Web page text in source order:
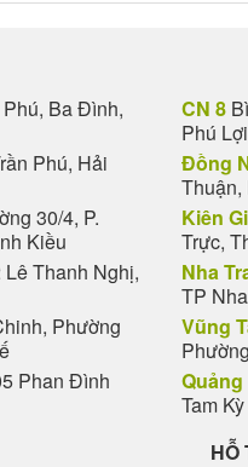
Ba Đình,
Phú, Hải
30/4, P.
Kiều
Thanh Nghị,
Phường
Phan Đình
CN 8
Phú
Đồng
Thuận,
Kiên
Trực,
Nha
TP
Vũng
Quảng
Tam Kỳ
HỖ